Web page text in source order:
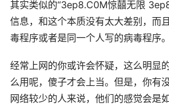
其实类似的“3ep8.C0M惊囍无限
信息，和这个本质没有太大差别，而
毒程序或者是同一个人写的病毒程序。
经常上网的你或许会怀疑，这么明显
么用呢，傻子才会上当。但是，你有
网络较少的人来说，他们的感觉会是